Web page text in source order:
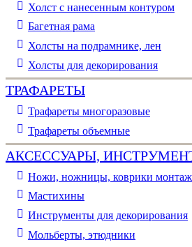
Холст с нанесенным контуром
Багетная рама
Холсты на подрамнике, лен
Холсты для декорирования
ТРАФАРЕТЫ
Трафареты многоразовые
Трафареты объемные
АКСЕССУАРЫ,
Ножи, ножницы, коврики
Мастихины
Инструменты для декорирования
Мольберты, этюдники